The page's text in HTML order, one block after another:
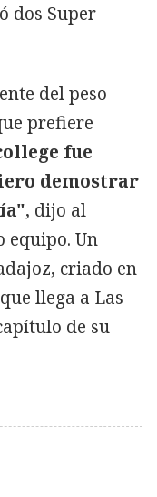
dos Super
del peso
prefiere
fue
demostrar
, dijo al
equipo. Un
criado en
llega a Las
de su